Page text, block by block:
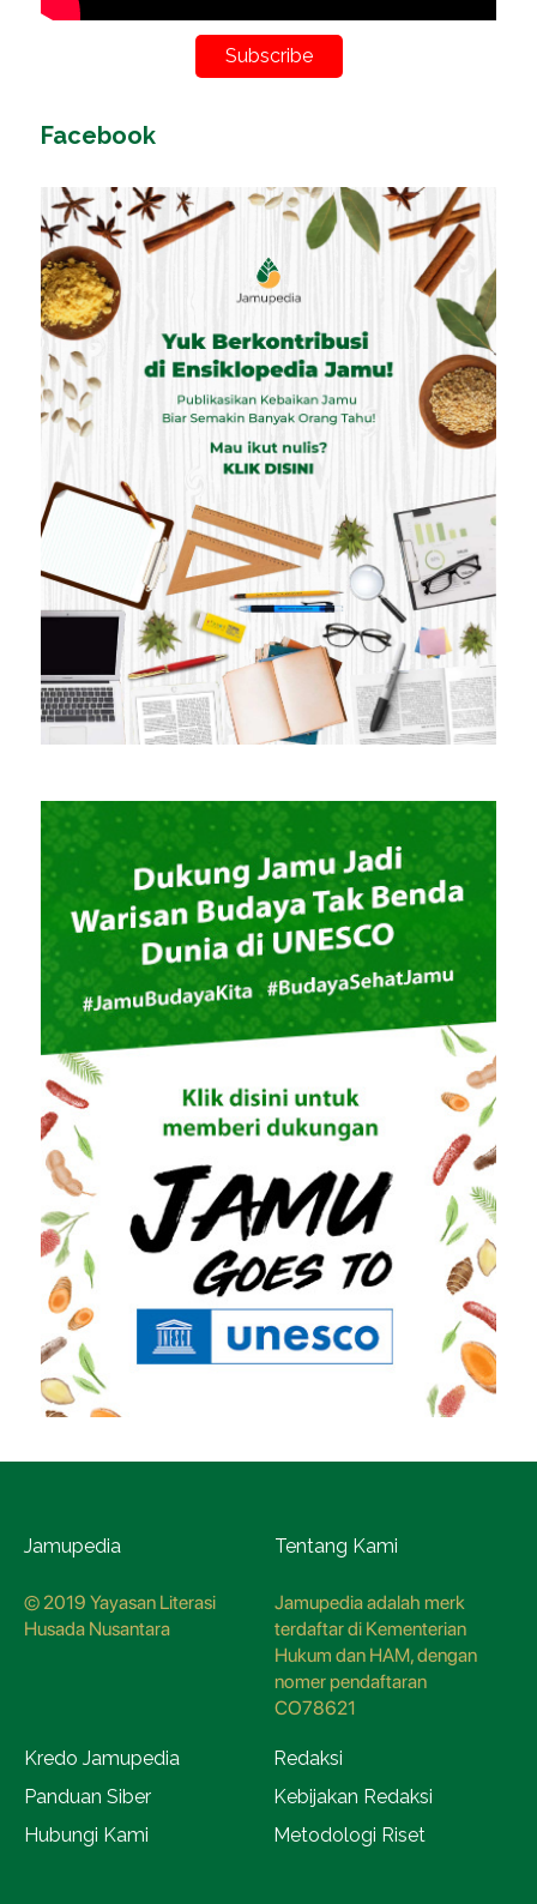
Subscribe
Facebook
Jamupedia
© 2019 Yayasan Literasi
Husada Nusantara
Tentang Kami
Jamupedia adalah merk
terdaftar di Kementerian
Hukum dan HAM, dengan
nomer pendaftaran
CO78621
Kredo Jamupedia
Redaksi
Panduan Siber
Kebijakan Redaksi
Hubungi Kami
Metodologi Riset